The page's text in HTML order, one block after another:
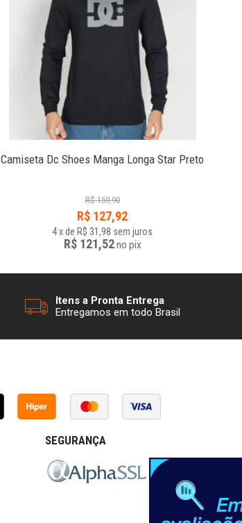
Camiseta Dc Shoes Manga Longa Star Preto
R$ 159,90
R$ 127,92
4xde R$ 31,98 sem juros
R$ 121,52no pix
Itens a Pronta Entrega
Entregamos em todo Brasil
SEGURANÇA